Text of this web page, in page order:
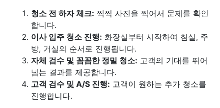
청소 전 하자 체크: 찍찍 사진을 찍어서 문제를 확인
합니다.
이사 입주 청소 진행: 화장실부터 시작하여 침실, 주
방, 거실의 순서로 진행됩니다.
자체 검수 및 꼼꼼한 정밀 청소: 고객의 기대를 뛰어
넘는 결과를 제공합니다.
고객 검수 및 A/S 진행: 고객이 원하는 추가 청소를
진행합니다.